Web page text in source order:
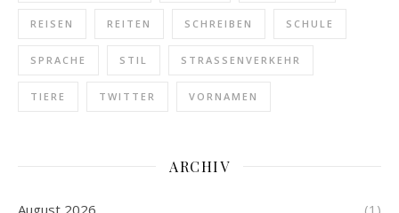
REISEN REITEN SCHREIBEN SCHULE
SPRACHE STIL STRASSENVERKEHR
TIERE TWITTER VORNAMEN
ARCHIV
August 2026 (1)